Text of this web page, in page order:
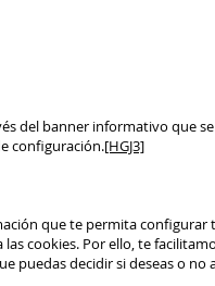
del banner informativo que
configuración.[HGJ3]
que te permita configurar
cookies. Por ello, te
puedas decidir si deseas o no